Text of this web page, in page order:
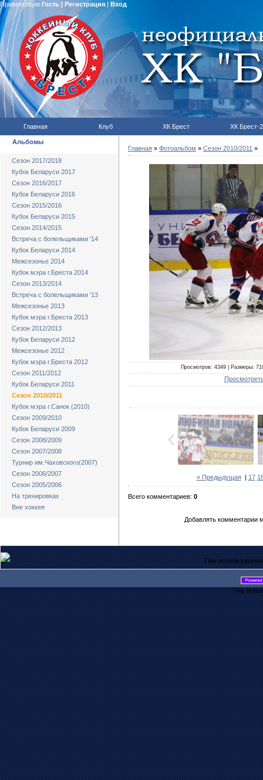
Приветствую Гость | Регистрация| Вход
Главная Клуб ХК Брест ХК Брест-2
Альбомы
Сезон 2017/2018
Кубок Беларуси 2017
Сезон 2016/2017
Кубок Беларуси 2016
Сезон 2015/2016
Кубок Беларуси 2015
Сезон 2014/2015
Встреча с болельщиками '14
Кубок Беларуси 2014
Межсезонье 2014
Кубок мэра г.Бреста 2014
Сезон 2013/2014
Встреча с болельщиками '13
Межсезонье 2013
Кубок мэра г.Бреста 2013
Сезон 2012/2013
Кубок Беларуси 2012
Межсезонье 2012
Кубок мэра г.Бреста 2012
Сезон 2011/2012
Кубок Беларуси 2011
Сезон 2010/2011
Кубок мэра г.Санок (2010)
Сезон 2009/2010
Кубок Беларуси 2009
Сезон 2008/2009
Сезон 2007/2008
Турнир им.Чаховского(2007)
Сезон 2006/2007
Сезон 2005/2006
На тренировках
Вне хоккея
Главная » Фотоальбом » Сезон 2010/2011 »
Просмотров: 4349 | Размеры:
« Предыдущая| 17
Всего комментариев: 0
Добавлять комментарии
При
This